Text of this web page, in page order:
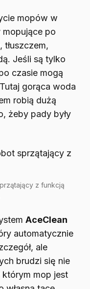
mopów w
po
Jeśli są tylko
czasie mogą
gorąca woda
robią dużą
żeby pady były
z funkcją
AceClean
automatycznie
ale
brudzi się nie
mop jest